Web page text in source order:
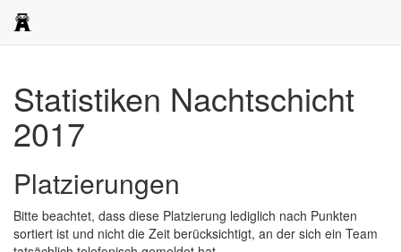
Statistiken Nachtschicht
2017
Platzierungen
Bitte beachtet, dass diese Platzierung lediglich nach Punkten
sortiert ist und nicht die Zeit berücksichtigt, an der sich ein Team